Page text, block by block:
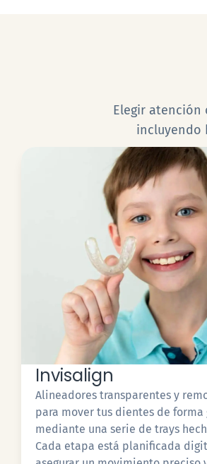
Elegir atención
incluyendo
Invisalign
Alineadores transparentes y
para mover tus dientes de forma
mediante una serie de trays
Cada etapa está planificada